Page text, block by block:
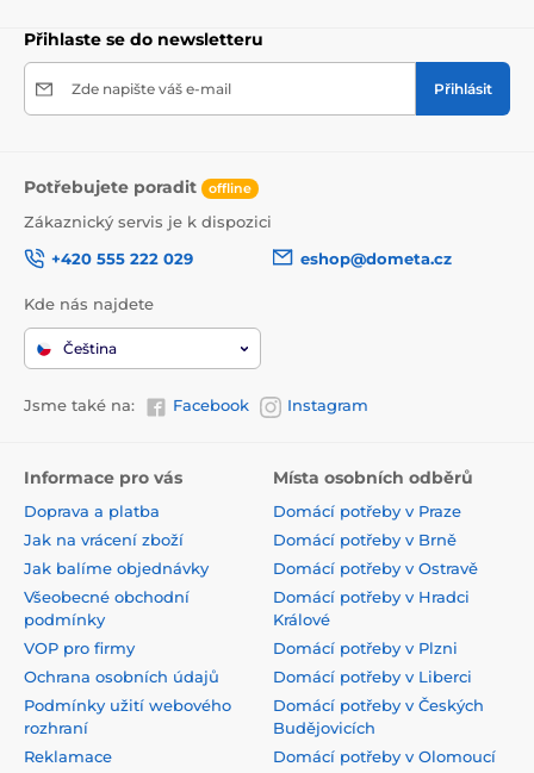
Přihlaste se do newsletteru
Zde napište váš e-mail Přihlásit
Potřebujete poradit offline
Zákaznický servis je k dispozici
+420 555 222 029
eshop@dometa.cz
Kde nás najdete
Čeština
Jsme také na: Facebook Instagram
Informace pro vás
Doprava a platba
Jak na vrácení zboží
Jak balíme objednávky
Všeobecné obchodní
podmínky
VOP pro firmy
Ochrana osobních údajů
Podmínky užití webového
rozhraní
Reklamace
Místa osobních odběrů
Domácí potřeby v Praze
Domácí potřeby v Brně
Domácí potřeby v Ostravě
Domácí potřeby v Hradci
Králové
Domácí potřeby v Plzni
Domácí potřeby v Liberci
Domácí potřeby v Českých
Budějovicích
Domácí potřeby v Olomoucí